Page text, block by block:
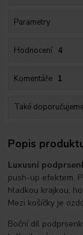
Parametry
Hodnocení 4
Komentáře 1
Také
Popis
Luxusní
push-up efektem.
hladkou krajkou,
Mezi košíčky je
Boční díl